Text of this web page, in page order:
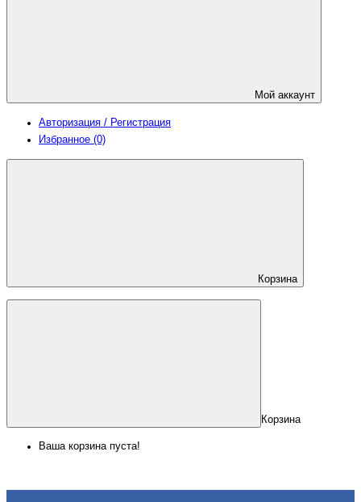
Мой аккаунт
Авторизация / Регистрация
Избранное (0)
Корзина
Корзина
Ваша корзина пуста!